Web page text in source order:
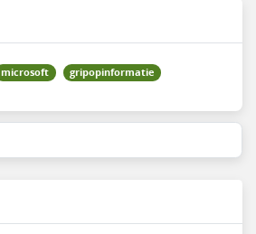
microsoft gripopinformatie